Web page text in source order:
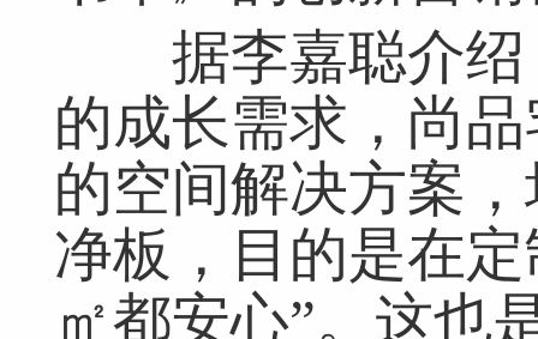
据李嘉聪介绍
的成长需求，尚
的空间解决方案
净板，目的是在
㎡都安心”。这也